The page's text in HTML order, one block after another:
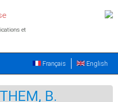
et
English
Français
B.